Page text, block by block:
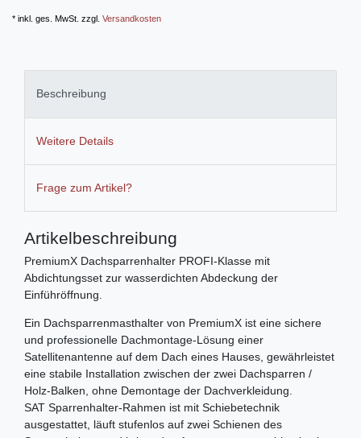
* inkl. ges. MwSt. zzgl. Versandkosten
Beschreibung
Weitere Details
Frage zum Artikel?
Artikelbeschreibung
PremiumX Dachsparrenhalter PROFI-Klasse mit
Abdichtungsset zur wasserdichten Abdeckung der
Einführöffnung.
Ein Dachsparrenmasthalter von PremiumX ist eine sichere
und professionelle Dachmontage-Lösung einer
Satellitenantenne auf dem Dach eines Hauses, gewährleistet
eine stabile Installation zwischen der zwei Dachsparren /
Holz-Balken, ohne Demontage der Dachverkleidung.
SAT Sparrenhalter-Rahmen ist mit Schiebetechnik
ausgestattet, läuft stufenlos auf zwei Schienen des